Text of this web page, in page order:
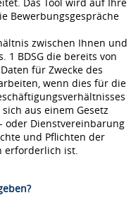
Bewerbungsgespräche
zwischen Ihnen und
1 BDSG die bereits von
für Zwecke des
wenn dies für die
aus einem Gesetz
oder Dienstvereinbarung
und Pflichten der
erforderlich ist.